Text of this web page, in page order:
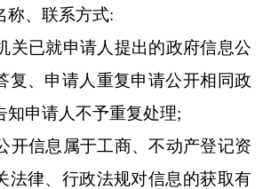
称、联系方式:
关已就申请人提出的政府信息公
复、申请人重复申请公开相同政
知申请人不予重复处理;
开信息属于工商、不动产登记资
法律、行政法规对信息的获取有